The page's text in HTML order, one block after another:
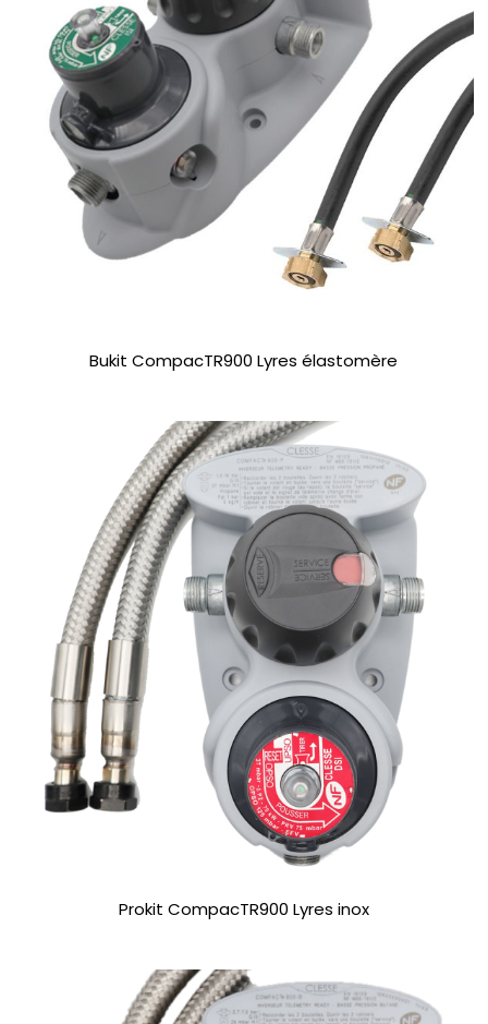
Bukit CompacTR900 Lyres élastomère
Prokit CompacTR900 Lyres inox